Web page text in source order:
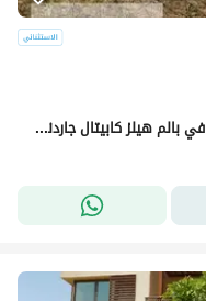
شقة مع جاردن 120 م جاهزة للاستلام للبيع في بالم هيلز كابيتال جاردنز المستقبل Palm Hills Capital Gardens Mostakbal City